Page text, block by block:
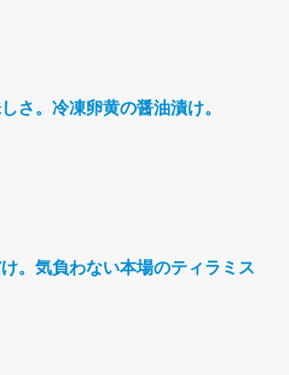
さ。冷凍卵黄の醤油漬け。
。気負わない本場のティラミス。